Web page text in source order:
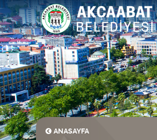
ANASAYFA